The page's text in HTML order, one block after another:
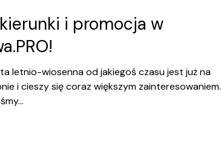
i promocja w
letnio-wiosenna od jakiegoś czasu jest już na
i cieszy się coraz większym zainteresowaniem.